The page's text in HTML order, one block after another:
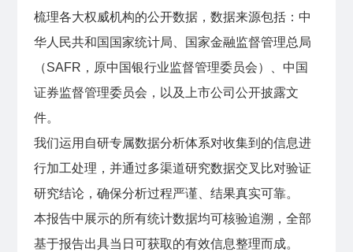
梳理各大权威机构的公开数据，数据来源包括：中
华人民共和国国家统计局、国家金融监督管理总局
（SAFR，原中国银行业监督管理委员会）、中国
证券监督管理委员会，以及上市公司公开披露文
件。
我们运用自研专属数据分析体系对收集到的信息进
行加工处理，并通过多渠道研究数据交叉比对验证
研究结论，确保分析过程严谨、结果真实可靠。
本报告中展示的所有统计数据均可核验追溯，全部
基于报告出具当日可获取的有效信息整理而成。